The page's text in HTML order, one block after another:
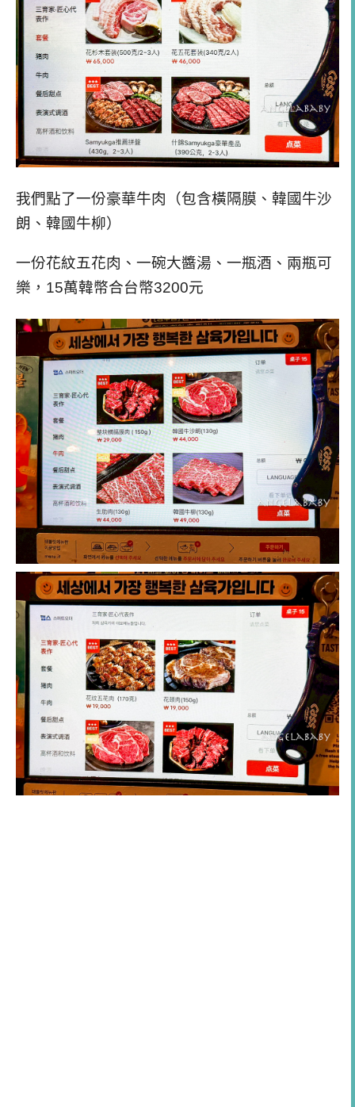
我們點了一份豪華牛肉（包含橫隔膜、韓國牛沙
朗、韓國牛柳）
一份花紋五花肉、一碗大醬湯、一瓶酒、兩瓶可
樂，15萬韓幣合台幣3200元